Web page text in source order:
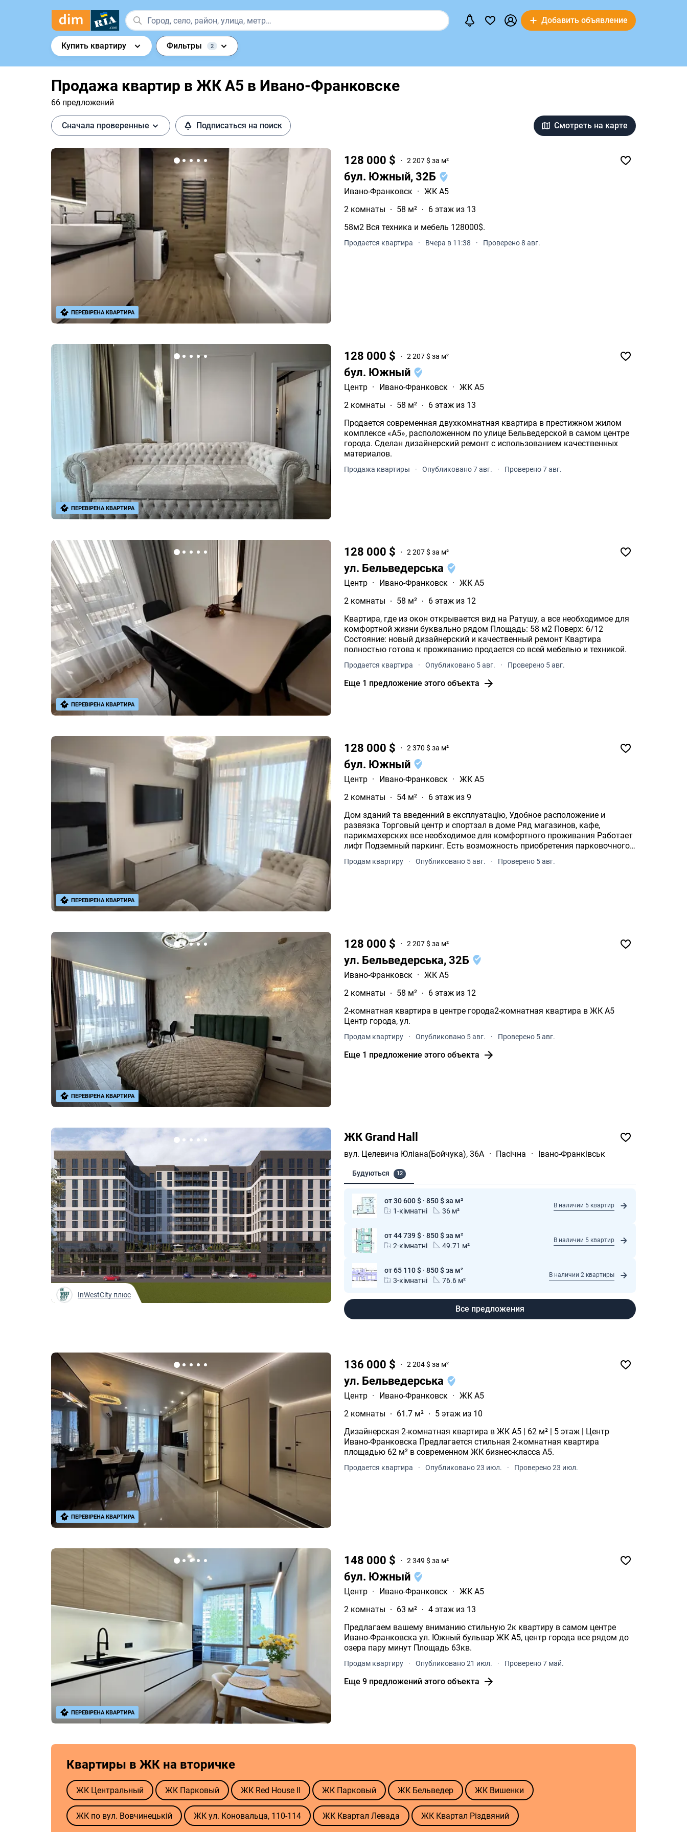
Добавить объявление
Купить квартиру Фильтры 2
Продажа квартир в ЖК А5 в Ивано-Франковске
66 предложений
Сначала проверенные Подписаться на поиск Смотреть на карте
128 000 $ 2 207 $ за м²
бул. Южный, 32Б
Ивано-Франковск · ЖК А5
2 комнаты
58 м²
6 этаж из 13
58м2 Вся техника и мебель 128000$.
Продается квартира · Вчера в 11:38 · Проверено 8 авг.
ПЕРЕВІРЕНА КВАРТИРА
128 000 $ 2 207 $ за м²
бул. Южный
Центр · Ивано-Франковск · ЖК А5
2 комнаты
58 м²
6 этаж из 13
Продается современная двухкомнатная квартира в престижном жилом
комплексе «А5», расположенном по улице Бельведерской в самом центре
города. Сделан дизайнерский ремонт с использованием качественных
материалов.
Продажа квартиры · Опубликовано 7 авг. · Проверено 7 авг.
ПЕРЕВІРЕНА КВАРТИРА
128 000 $ 2 207 $ за м²
ул. Бельведерська
Центр · Ивано-Франковск · ЖК А5
2 комнаты
58 м²
6 этаж из 12
Квартира, где из окон открывается вид на Ратушу, а все необходимое для
комфортной жизни буквально рядом Площадь: 58 м2 Поверх: 6/12
Состояние: новый дизайнерский и качественный ремонт Квартира
полностью готова к проживанию продается со всей мебелью и техникой.
Продается квартира · Опубликовано 5 авг. · Проверено 5 авг.
Еще 1 предложение этого объекта
ПЕРЕВІРЕНА КВАРТИРА
128 000 $ 2 370 $ за м²
бул. Южный
Центр · Ивано-Франковск · ЖК А5
2 комнаты
54 м²
6 этаж из 9
Дом зданий та введенний в експлуатацію, Удобное расположение и
развязка Торговый центр и спортзал в доме Ряд магазинов, кафе,
парикмахерских все необходимое для комфортного проживания Работает
лифт Подземный паркинг. Есть возможность приобретения парковочного
Продам квартиру · Опубликовано 5 авг. · Проверено 5 авг.
ПЕРЕВІРЕНА КВАРТИРА
128 000 $ 2 207 $ за м²
ул. Бельведерська, 32Б
Ивано-Франковск · ЖК А5
2 комнаты
58 м²
6 этаж из 12
2-комнатная квартира в центре города2-комнатная квартира в ЖК A5
Центр города, ул.
Продам квартиру · Опубликовано 5 авг. · Проверено 5 авг.
Еще 1 предложение этого объекта
ПЕРЕВІРЕНА КВАРТИРА
ЖК Grand Hall
вул. Целевича Юліана(Бойчука), 36А · Пасічна · Івано-Франківськ
Будуються 12
от 30 600 $ · 850 $ за м²
1-кімнатні
36 м²
В наличии 5 квартир
от 44 739 $ · 850 $ за м²
2-кімнатні
49.71 м²
В наличии 5 квартир
от 65 110 $ · 850 $ за м²
3-кімнатні
76.6 м²
В наличии 2 квартиры
Все предложения
InWestCity плюс
136 000 $ 2 204 $ за м²
ул. Бельведерська
Центр · Ивано-Франковск · ЖК А5
2 комнаты
61.7 м²
5 этаж из 10
Дизайнерская 2-комнатная квартира в ЖК A5 | 62 м² | 5 этаж | Центр
Ивано-Франковска Предлагается стильная 2-комнатная квартира
площадью 62 м² в современном ЖК бизнес-класса A5.
Продается квартира · Опубликовано 23 июл. · Проверено 23 июл.
ПЕРЕВІРЕНА КВАРТИРА
148 000 $ 2 349 $ за м²
бул. Южный
Центр · Ивано-Франковск · ЖК А5
2 комнаты
63 м²
4 этаж из 13
Предлагаем вашему вниманию стильную 2к квартиру в самом центре
Ивано-Франковска ул. Южный бульвар ЖК А5, центр города все рядом до
озера пару минут Площадь 63кв.
Продам квартиру · Опубликовано 21 июл. · Проверено 7 май.
Еще 9 предложений этого объекта
ПЕРЕВІРЕНА КВАРТИРА
Квартиры в ЖК на вторичке
ЖК Центральный ЖК Парковый ЖК Red House II ЖК Парковый ЖК Бельведер ЖК Вишенки
ЖК по вул. Вовчинецькій ЖК ул. Коновальца, 110-114 ЖК Квартал Левада ЖК Квартал Різдвяний